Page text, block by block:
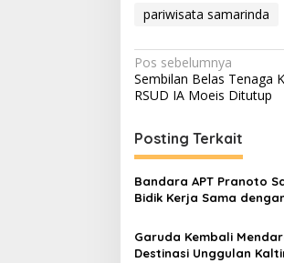
pariwisata samarinda
Navigasi
pos
Pos sebelumnya
Sembilan Belas Tenaga
RSUD IA Moeis Ditutup
Posting Terkait
Bandara APT Pranoto
Bidik Kerja Sama
Garuda Kembali
Destinasi Unggulan